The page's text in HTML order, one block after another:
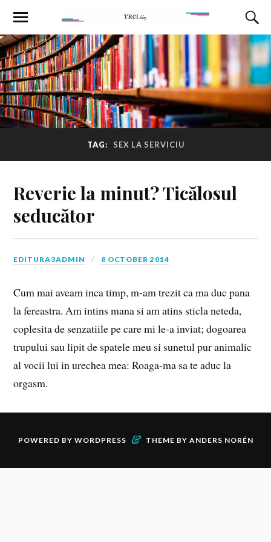
TAG: SEX LA SERVICIU
Reverie la minut? Ticălosul
seducător
EDITURA3ADMIN 8 OCTOBER 2014
Cum mai aveam inca timp, m-am trezit ca ma duc pana
la fereastra. Am intins mana si am atins sticla neteda,
coplesita de senzatiile pe care mi le-a inviat; dogoarea
trupului sau lipit de spatele meu si sunetul pur animalic
al vocii lui in urechea mea: Roaga-ma sa te aduc la
orgasm.
POWERED BY WORDPRESS & THEME BY ANDERS NORÉN